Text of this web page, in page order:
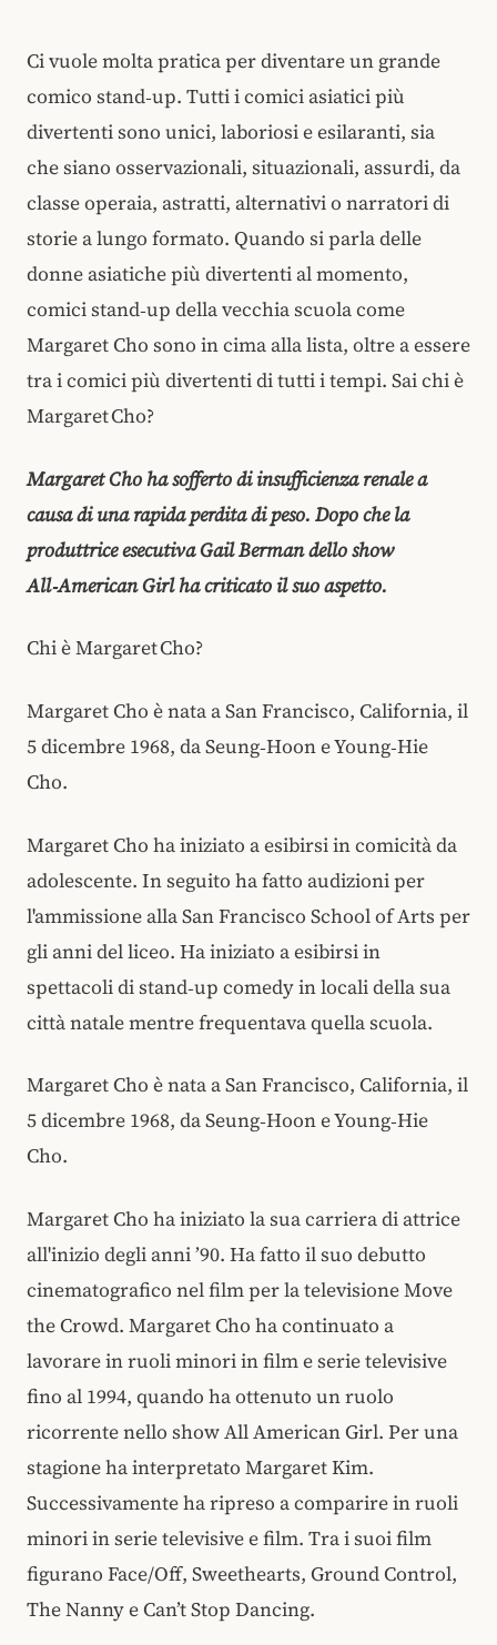
Ci vuole molta pratica per diventare un grande
comico stand‑up. Tutti i comici asiatici più
divertenti sono unici, laboriosi e esilaranti, sia
che siano osservazionali, situazionali, assurdi, da
classe operaia, astratti, alternativi o narratori di
storie a lungo formato. Quando si parla delle
donne asiatiche più divertenti al momento,
comici stand‑up della vecchia scuola come
Margaret Cho sono in cima alla lista, oltre a essere
tra i comici più divertenti di tutti i tempi. Sai chi è
Margaret Cho?
Margaret Cho ha sofferto di insufficienza renale a
causa di una rapida perdita di peso. Dopo che la
produttrice esecutiva Gail Berman dello show
All‑American Girl ha criticato il suo aspetto.
Chi è Margaret Cho?
Margaret Cho è nata a San Francisco, California, il
5 dicembre 1968, da Seung‑Hoon e Young‑Hie
Cho.
Margaret Cho ha iniziato a esibirsi in comicità da
adolescente. In seguito ha fatto audizioni per
l'ammissione alla San Francisco School of Arts per
gli anni del liceo. Ha iniziato a esibirsi in
spettacoli di stand‑up comedy in locali della sua
città natale mentre frequentava quella scuola.
Margaret Cho è nata a San Francisco, California, il
5 dicembre 1968, da Seung‑Hoon e Young‑Hie
Cho.
Margaret Cho ha iniziato la sua carriera di attrice
all'inizio degli anni ’90. Ha fatto il suo debutto
cinematografico nel film per la televisione Move
the Crowd. Margaret Cho ha continuato a
lavorare in ruoli minori in film e serie televisive
fino al 1994, quando ha ottenuto un ruolo
ricorrente nello show All American Girl. Per una
stagione ha interpretato Margaret Kim.
Successivamente ha ripreso a comparire in ruoli
minori in serie televisive e film. Tra i suoi film
figurano Face/Off, Sweethearts, Ground Control,
The Nanny e Can’t Stop Dancing.